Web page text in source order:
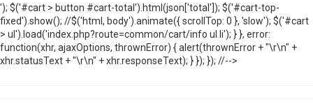
'); $('#cart > button #cart-total').html(json['total']); $('#cart-top-
fixed').show(); //$('html, body').animate({ scrollTop: 0 }, 'slow'); $('#cart
> ul').load('index.php?route=common/cart/info ul li'); } }, error:
function(xhr, ajaxOptions, thrownError) { alert(thrownError + "\r\n" +
xhr.statusText + "\r\n" + xhr.responseText); } }); }); //-->